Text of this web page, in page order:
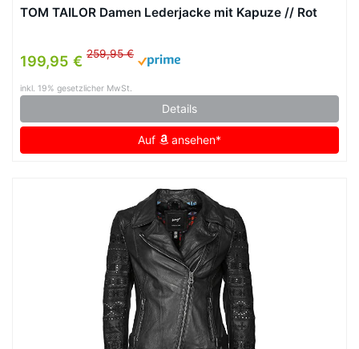
TOM TAILOR Damen Lederjacke mit Kapuze // Rot
199,95 € 259,95 €
inkl. 19% gesetzlicher MwSt.
Details
Auf ansehen*